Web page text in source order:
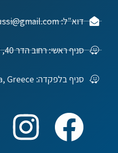
דוא"ל: idan.sarussi@gmail.com
סניף ראשי: רחוב הדר 40, קיסריה
סניף בלפקדה: Ioannou Mela 6 , Lefkáda, Greece